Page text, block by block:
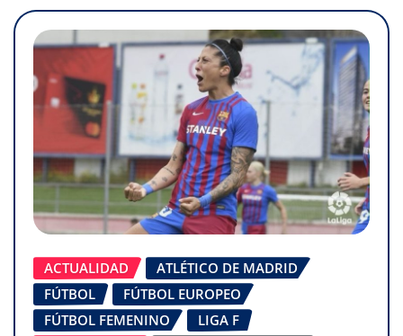
ACTUALIDAD
ATLÉTICO DE MADRID
FÚTBOL
FÚTBOL EUROPEO
FÚTBOL FEMENINO
LIGA F